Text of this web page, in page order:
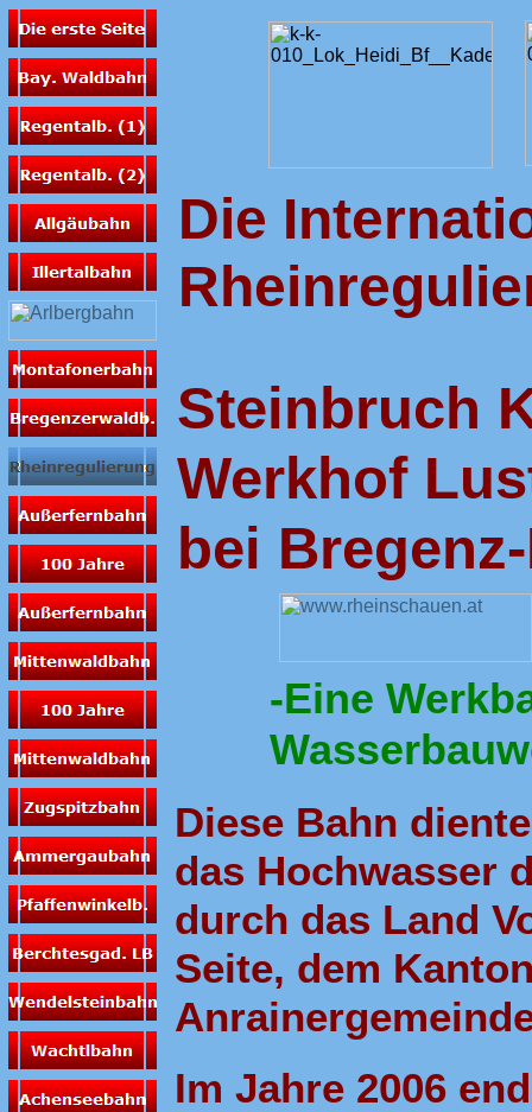
Die
Steinbruch
Werkhof
bei
-Eine
Diese Bahn
das Hochwasser
durch das Land
Seite, dem
Im Jahre 2006